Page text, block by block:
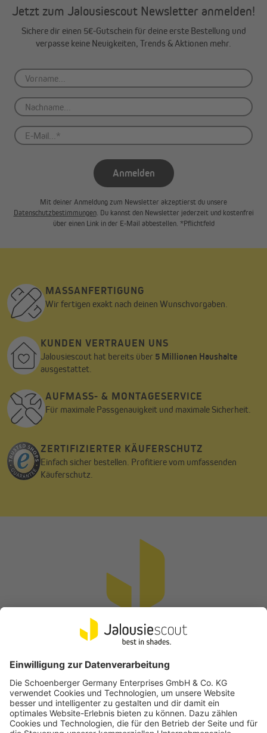
Jetzt zum Jalousiescout Newsletter anmelden!
Sichere dir einen 5€-Gutschein für deine erste Bestellung und
verpasse keine Neuigkeiten, Trends & Aktionen mehr.
Anmelden
Mit deiner Anmeldung zum Newsletter akzeptierst du unsere
Datenschutzbestimmungen. Du kannst den Newsletter jederzeit und kostenfrei
über einen Link in der E-Mail abbestellen. *Pflichtfeld
MASSANFERTIGUNG
Wir fertigen exakt nach deinen Wunschvorgaben.
KUNDEN VERTRAUEN UNS
Jalousiescout hat bereits über 5 Millionen Haushalte
ausgestattet.
AUFMASS- & MONTAGESERVICE
Für maximale Passgenauigkeit und maximale Sicherheit.
ZERTIFIZIERTER KÄUFERSCHUTZ
Einfach sicher bestellen. Profitiere vom umfassenden
Käuferschutz.
Vertrag widerrufen
Beliebte Kategorien